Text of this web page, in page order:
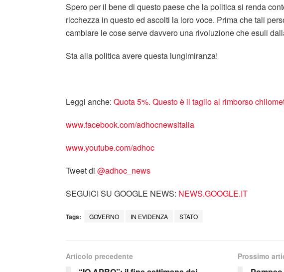
Spero per il bene di questo paese che la politica si renda
ricchezza in questo ed ascolti la loro voce. Prima che tali
cambiare le cose serve davvero una rivoluzione che esuli
Sta alla politica avere questa lungimiranza!
Leggi anche: Quota 5%. Questo è il taglio al rimborso
www.facebook.com/adhocnewsitalia
www.youtube.com/adhoc
Tweet di ‎@adhoc_news
SEGUICI SU GOOGLE NEWS: NEWS.GOOGLE.IT
Tags: GOVERNO IN EVIDENZA STATO
Articolo precedente Prossimo